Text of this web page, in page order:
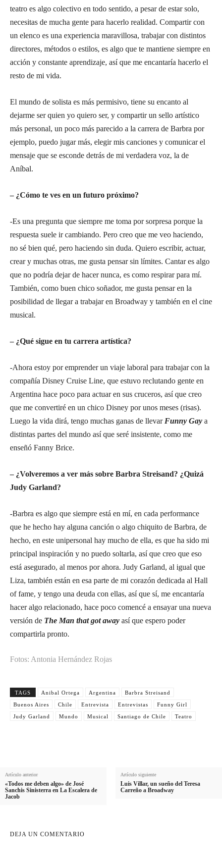
teatro es algo colectivo en todo sentido, a pesar de estar solo,
necesitas de mucha gente para hacerlo realidad. Compartir con
un elenco es una experiencia maravillosa, trabajar con distintos
directores, métodos o estilos, es algo que te mantiene siempre en
acción y constante aprendizaje, así que me encantaría hacerlo el
resto de mi vida.
El mundo de solista es más permisivo, tiene su encanto al
dejarme ser quien yo quiero ser, y compartir un sello artístico
más personal, un poco más parecido a la carrera de Barbra por
ejemplo, puedo jugar más, elegir mis canciones y comunicar el
mensaje que se esconde detrás de mi verdadera voz, la de
Aníbal.
– ¿Cómo te ves en un futuro próximo?
-Es una pregunta que siempre me toma por sorpresa porque la
respuesta suele ir cambiando. Pero creo que me veo haciendo,
no sé bien qué, pero haciendo sin duda. Quiero escribir, actuar,
crear y muchas otras, me gusta pensar sin límites. Cantar es algo
que no podría dejar de hacer nunca, es como respirar para mí.
También, como buen chico soñador, me gusta pensar en la
posibilidad de llegar a trabajar en Broadway y también en el cine
musical.
– ¿Qué sigue en tu carrera artística?
-Ahora estoy por emprender un viaje laboral para trabajar con la
compañía Disney Cruise Line, que estuvo reclutando gente en
Argentina hace poco para actuar en sus cruceros, así que creo
que me convertiré en un chico Disney por unos meses (risas).
Luego la vida dirá, tengo muchas ganas de llevar Funny Gay a
distintas partes del mundo así que seré insistente, como me
enseñó Fanny Brice.
– ¿Volveremos a ver más sobre Barbra Streisand? ¿Quizá
Judy Garland?
-Barbra es algo que siempre está en mí, en cada performance
que he hecho hay alguna canción o algo chiquito de Barbra, de
hecho, en este unipersonal hay mucho de ella, es que ha sido mi
principal inspiración y no puedo soltarla, así que creo que eso
está asegurado, al menos por ahora. Judy Garland, al igual que
Liza, también están en esa parte de mi corazón dedicada al Hall
of fame, y tengo una deuda con ellas, así que sí, me encantaría
hacer algo relacionado, hace poco comencé a ensayar una nueva
versión de The Man that got away así que espero poder
compartirla pronto.
Fotos: Antonia Hernández Rojas
TAGS Anibal Ortega Argentina
Barbra Streisand
Buenos Aires
Chile Entrevista Entrevistas
Funny Girl
Judy Garland
Mundo Musical Santiago de Chile Teatro
Artículo anterior
«Todos me deben algo» de José
Sanchis Sinisterra en La Escalera de
Jacob
Artículo siguiente
Luis Villar, un sueño del Teresa
Carreño a Broadway
DEJA UN COMENTARIO